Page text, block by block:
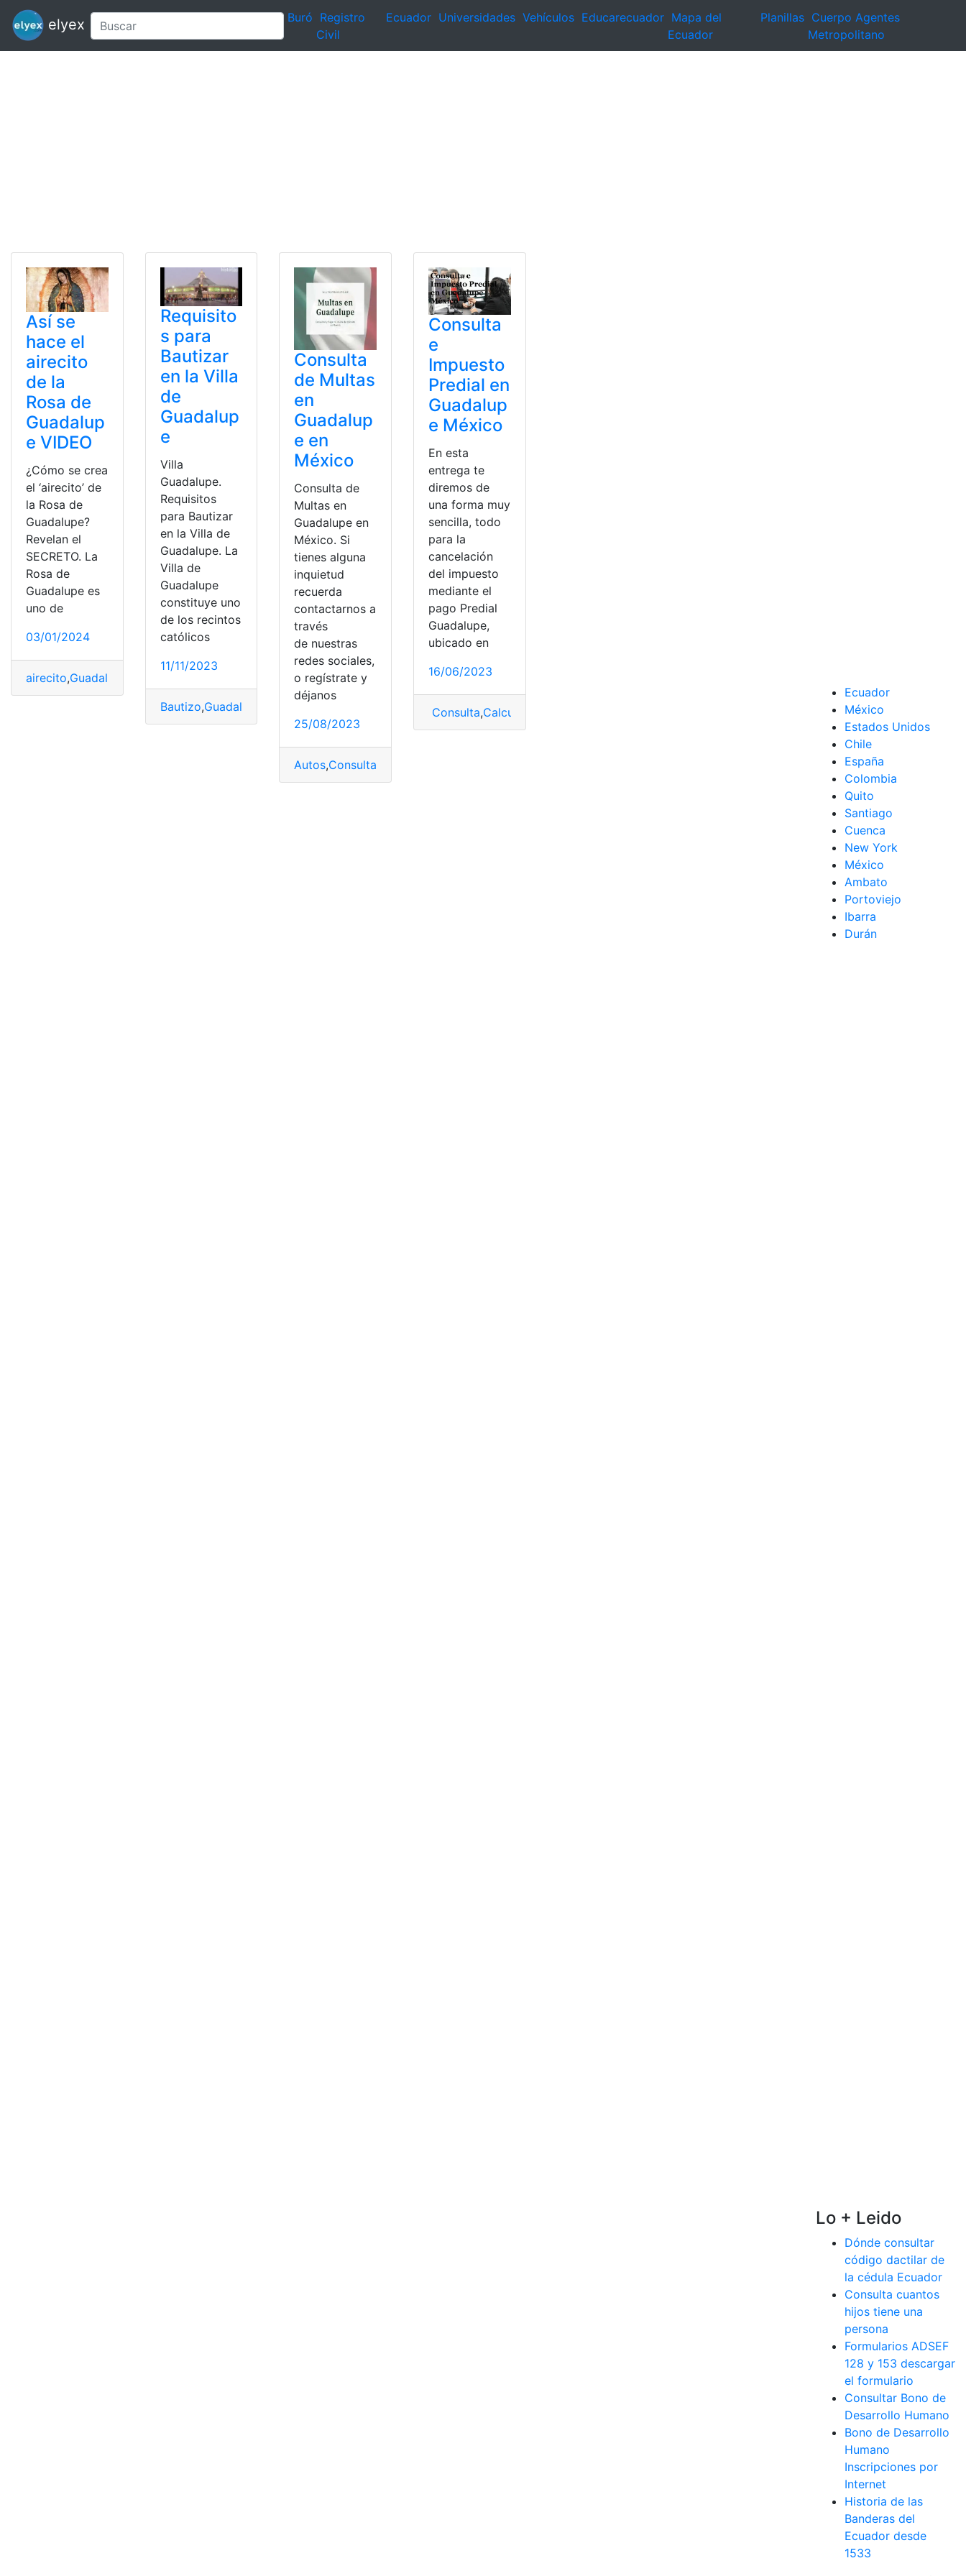
elyex Buró Registro
Civil
Ecuador Universidades Vehículos Educarecuador Mapa del
Ecuador
Planillas Cuerpo Agentes
Metropolitano
Así se
hace el
airecito
de la
Rosa de
Guadalup
e VIDEO
¿Cómo se crea
el ‘airecito’ de
la Rosa de
Guadalupe?
Revelan el
SECRETO. La
Rosa de
Guadalupe es
uno de
03/01/2024
airecito,Guadalupe
Requisito
s para
Bautizar
en la Villa
de
Guadalup
e
Villa
Guadalupe.
Requisitos
para Bautizar
en la Villa de
Guadalupe. La
Villa de
Guadalupe
constituye uno
de los recintos
católicos
11/11/2023
Bautizo,Guadalupe Niños
Consulta
de Multas
en
Guadalup
e en
México
Consulta de
Multas en
Guadalupe en
México. Si
tienes alguna
inquietud
recuerda
contactarnos a
través
de nuestras
redes sociales,
o regístrate y
déjanos
25/08/2023
Autos,Consultas
Consulta
e
Impuesto
Predial en
Guadalup
e México
En esta
entrega te
diremos de
una forma muy
sencilla, todo
para la
cancelación
del impuesto
mediante el
pago Predial
Guadalupe,
ubicado en
16/06/2023
Consulta,Calcular Impuesto
Ecuador
México
Estados Unidos
Chile
España
Colombia
Quito
Santiago
Cuenca
New York
México
Ambato
Portoviejo
Ibarra
Durán
Lo + Leido
Dónde consultar
código dactilar de
la cédula Ecuador
Consulta cuantos
hijos tiene una
persona
Formularios ADSEF
128 y 153 descargar
el formulario
Consultar Bono de
Desarrollo Humano
Bono de Desarrollo
Humano
Inscripciones por
Internet
Historia de las
Banderas del
Ecuador desde
1533